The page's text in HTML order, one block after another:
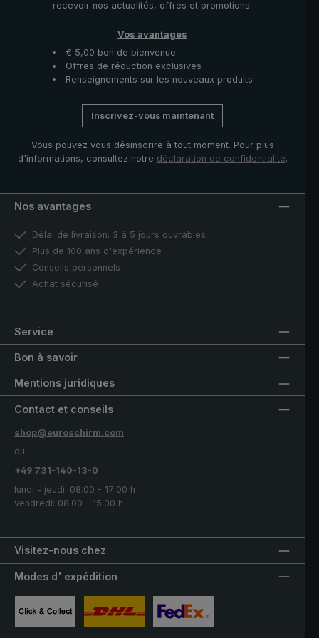
recevoir nos actualités, offres et promotions.
Vos avantages
€ 5,00 bon de bienvenue
Offres de réduction exclusives
Renseignements sur les nouveaux produits
Inscrivez-vous maintenant
Vous pouvez vous désinscrire à tout moment. Pour plus
d'informations, consultez notre déclaration de confidentialité.
Nos avantages
Délai de livraison: 3 à 5 jours ouvrables
Plus de 100 ans d'expérience
Conseils personnels
Achat sécurisé
Service
Bon à savoir
Mentions juridiques
Visitez-nous chez
Contact et conseils
shop@euroschirm.com
ou
+49 731-140-13-0
lundi - jeudi: 08:00 - 17:00 h
vendredi: 08:00 - 15:30 h
Modes d' expédition